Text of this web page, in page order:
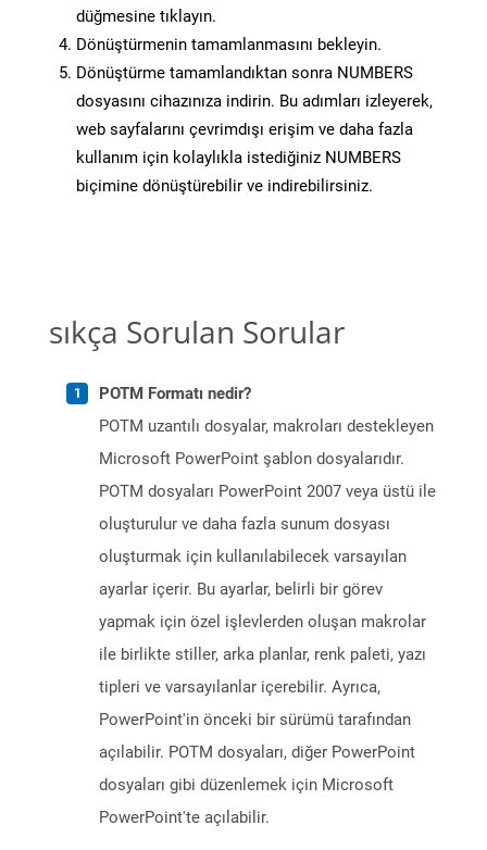
düğmesine tıklayın.
Dönüştürmenin tamamlanmasını bekleyin.
Dönüştürme tamamlandıktan sonra NUMBERS
dosyasını cihazınıza indirin. Bu adımları izleyerek,
web sayfalarını çevrimdışı erişim ve daha fazla
kullanım için kolaylıkla istediğiniz NUMBERS
biçimine dönüştürebilir ve indirebilirsiniz.
sıkça Sorulan Sorular
POTM Formatı nedir?
POTM uzantılı dosyalar, makroları destekleyen
Microsoft PowerPoint şablon dosyalarıdır.
POTM dosyaları PowerPoint 2007 veya üstü ile
oluşturulur ve daha fazla sunum dosyası
oluşturmak için kullanılabilecek varsayılan
ayarlar içerir. Bu ayarlar, belirli bir görev
yapmak için özel işlevlerden oluşan makrolar
ile birlikte stiller, arka planlar, renk paleti, yazı
tipleri ve varsayılanlar içerebilir. Ayrıca,
PowerPoint'in önceki bir sürümü tarafından
açılabilir. POTM dosyaları, diğer PowerPoint
dosyaları gibi düzenlemek için Microsoft
PowerPoint'te açılabilir.